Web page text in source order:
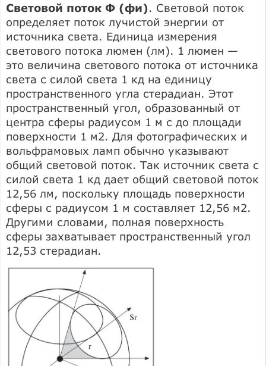
Световой поток Ф (фи). Световой поток
определяет поток лучистой энергии от
источника света. Единица измерения
светового потока люмен (лм). 1 люмен —
это величина светового потока от источника
света с силой света 1 кд на единицу
пространственного угла стерадиан. Этот
пространственный угол, образованный от
центра сферы радиусом 1 м с до площади
поверхности 1 м2. Для фотографических и
вольфрамовых ламп обычно указывают
общий световой поток. Так источник света с
силой света 1 кд дает общий световой поток
12,56 лм, поскольку площадь поверхности
сферы с радиусом 1 м составляет 12,56 м2.
Другими словами, полная поверхность
сферы захватывает пространственный угол
12,53 стерадиан.